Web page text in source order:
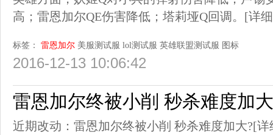
高；雷恩加尔QE伤害降低；塔莉垭Q回调。 [详
标签： 雷恩加尔 美服测试服 lol测试服 英雄联盟测试服 图标
2016-12-13 10:06:42
雷恩加尔终被小削 秒杀难度加
近期改动：雷恩加尔终被小削 秒杀难度加大?[详